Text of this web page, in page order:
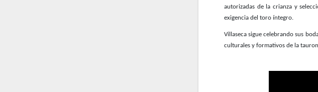
autorizadas de la crianza y
exigencia del toro íntegro.
Villaseca sigue celebrando sus
culturales y formativos de la